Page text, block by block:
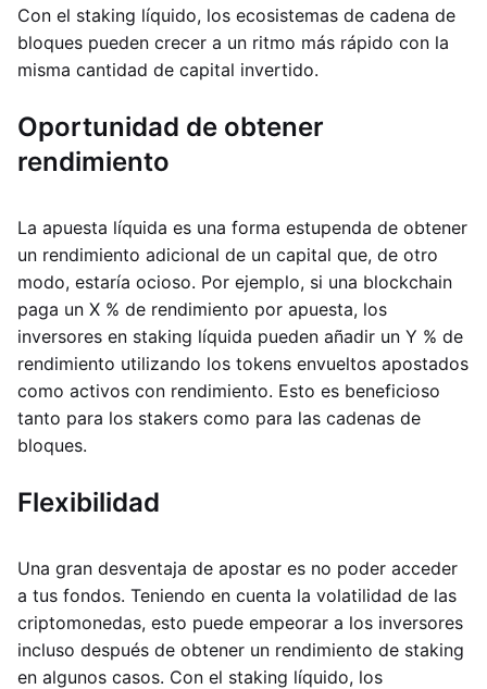
Con el staking líquido, los ecosistemas de cadena de
bloques pueden crecer a un ritmo más rápido con la
misma cantidad de capital invertido.
Oportunidad de obtener
rendimiento
La apuesta líquida es una forma estupenda de obtener
un rendimiento adicional de un capital que, de otro
modo, estaría ocioso. Por ejemplo, si una blockchain
paga un X % de rendimiento por apuesta, los
inversores en staking líquida pueden añadir un Y % de
rendimiento utilizando los tokens envueltos apostados
como activos con rendimiento. Esto es beneficioso
tanto para los stakers como para las cadenas de
bloques.
Flexibilidad
Una gran desventaja de apostar es no poder acceder
a tus fondos. Teniendo en cuenta la volatilidad de las
criptomonedas, esto puede empeorar a los inversores
incluso después de obtener un rendimiento de staking
en algunos casos. Con el staking líquido, los